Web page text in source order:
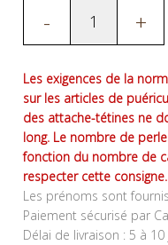
- +
Les exigences de la
sur les articles de
des attache-tétines ne
long. Le nombre de
fonction du nombre de
respecter cette consigne.
Les prénoms sont
Paiement sécurisé par
Délai de livraison : 5 à